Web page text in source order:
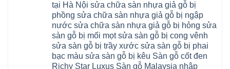
phòng
xuyên
Đồng
Khánh
Phượng
Dương
Hồng
Xuyên
Phượng
Chuyên
Đông
Quảng
Thượng
Xuân
Phương
charm
wood
hobiwood
tại Hà Nội sửa chữa sàn nhựa giả gỗ bị
phồng sửa chữa sàn nhựa giả gỗ bị ngập
nước sửa chữa sàn nhựa giả gỗ bị hỏng sửa
sàn gỗ bị mối mọt sửa sàn gỗ bị cong vênh
sửa sàn gỗ bị trầy xước sửa sàn gỗ bị phai
bạc màu sửa sàn gỗ bị kêu Sàn gỗ cốt đen
Richy Star Luxus Sàn gỗ Malaysia nhập